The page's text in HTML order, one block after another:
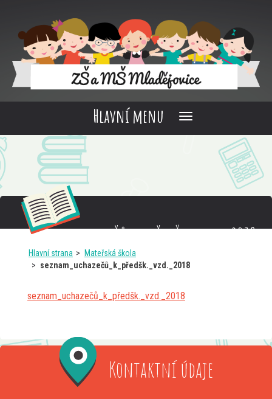
Hlavní menu
seznam_uchazečů_k_předšk._vzd._2018
Hlavní strana
Mateřská škola
seznam_uchazečů_k_předšk._vzd._2018
seznam_uchazečů_k_předšk._vzd._2018
Kontaktní údaje